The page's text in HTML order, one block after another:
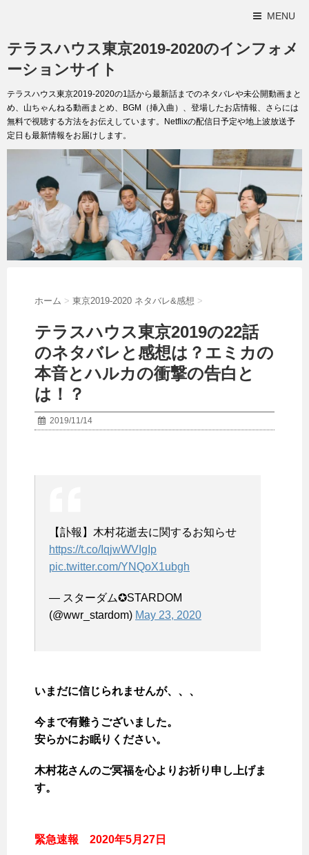
MENU
テラスハウス東京2019-2020のインフォメ
ーションサイト
テラスハウス東京2019-2020の1話から最新話までのネタバレや未公開動画まと
め、山ちゃんねる動画まとめ、BGM（挿入曲）、登場したお店情報、さらには
無料で視聴する方法をお伝えしています。Netflixの配信日予定や地上波放送予
定日も最新情報をお届けします。
ホーム > 東京2019-2020 ネタバレ&感想 >
テラスハウス東京2019の22話
のネタバレと感想は？エミカの
本音とハルカの衝撃の告白と
は！？
2019/11/14
【訃報】木村花逝去に関するお知らせ
https://t.co/IqjwWVIgIp
pic.twitter.com/YNQoX1ubgh
— スターダム✪STARDOM
(@wwr_stardom) May 23, 2020
いまだに信じられませんが、、、
今まで有難うございました。
安らかにお眠りください。
木村花さんのご冥福を心よりお祈り申し上げま
す。
緊急速報 2020年5月27日